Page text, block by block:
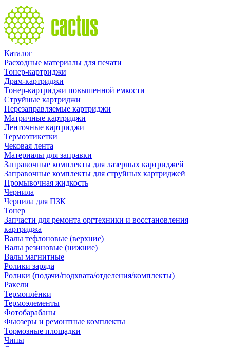
Каталог
Расходные материалы для печати
Тонер-картриджи
Драм-картриджи
Тонер-картриджи повышенной емкости
Струйные картриджи
Перезаправляемые картриджи
Матричные картриджи
Ленточные картриджи
Термоэтикетки
Чековая лента
Материалы для заправки
Заправочные комплекты для лазерных картриджей
Заправочные комплекты для струйных картриджей
Промывочная жидкость
Чернила
Чернила для ПЗК
Тонер
Запчасти для ремонта оргтехники и восстановления
картриджа
Валы тефлоновые (верхние)
Валы резиновые (нижние)
Валы магнитные
Ролики заряда
Ролики (подачи/подхвата/отделения/комплекты)
Ракели
Термоплёнки
Термоэлементы
Фотобарабаны
Фьюзеры и ремонтные комплекты
Тормозные площадки
Чипы